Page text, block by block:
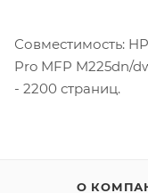
Совместимость:
Pro MFP M225dn/
- 2200 страниц.
О